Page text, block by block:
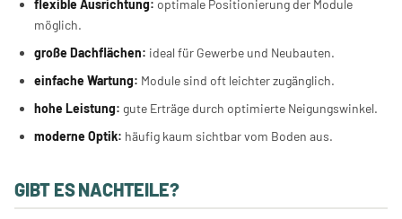
flexible Ausrichtung: optimale Positionierung der Module
möglich.
große Dachflächen: ideal für Gewerbe und Neubauten.
einfache Wartung: Module sind oft leichter zugänglich.
hohe Leistung: gute Erträge durch optimierte Neigungswinkel.
moderne Optik: häufig kaum sichtbar vom Boden aus.
GIBT ES NACHTEILE?